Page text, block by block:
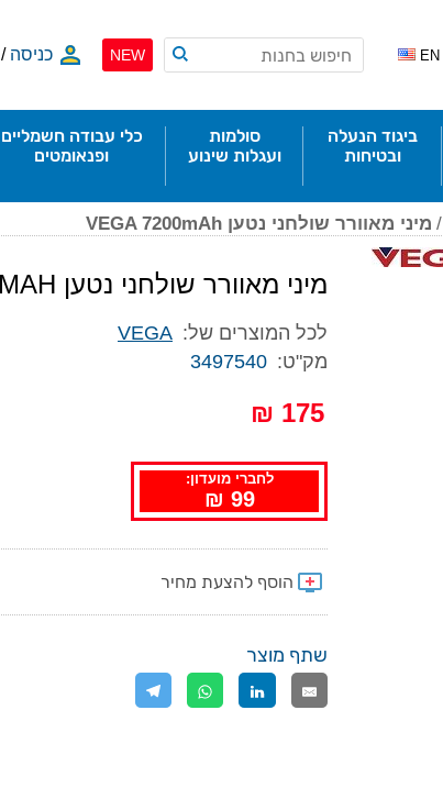
EN
NEW כניסה /
ביגוד הנעלה
ובטיחות
סולמות
ועגלות שינוע
כלי עבודה חשמליים
ופנאומטים
/ מיני מאוורר שולחני נטען VEGA 7200mAh
מיני מאוורר שולחני נטען VEGA 7200MAH
לכל המוצרים של: VEGA
מק"ט: 3497540
175 ₪
לחברי מועדון:
99 ₪
שתף מוצר